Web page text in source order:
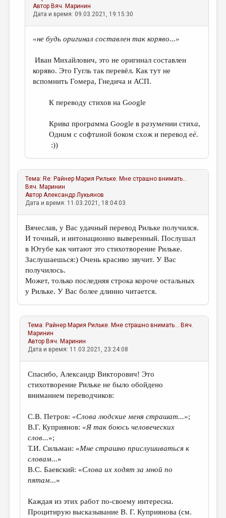
Автор Вяч. Маринин
Дата и время: 09.03.2021, 19:15:30
«не будь оригинал составлен так коряво...»
Иван Михайлович, это не оригинал составлен
коряво. Это Гугль так перевёл. Как тут не
вспомнить Гомера, Гнедича и АСП.
К переводу стихов на Google
Крива программа Google в разумении стиха,
Одним с софтиной боком схож и перевод её.
:))
Тема: Re: Райнер Мария Рильке. Мне страшно внимать...
Вяч. Маринин
АвторАлександр Лукьянов
Дата и время: 11.03.2021, 18:04:03
Вячеслав, у Вас удачный перевод Рильке получился.
И точный, и интонационно выверенный. Послушал
в Ютубе как читают это стихотворение Рильке.
Заслушаешься:) Очень красиво звучит. У Вас
получилось.
Может, только последняя строка короче остальных
у Рильке. У Вас более длинно читается.
Тема: Райнер Мария Рильке. Мне страшно внимать... Вяч.
Маринин
Автор Вяч. Маринин
Дата и время: 11.03.2021, 23:24:08
Спасибо, Александр Викторович! Это
стихотворение Рильке не было обойдено
вниманием переводчиков:
С.В. Петров: «Слова людские меня страшат...»;
В.Г. Куприянов: «Я так боюсь человеческих
слов...»;
Т.И. Сильман: «Мне страшно прислушиваться к
словам...»
В.С. Баевский: «Слова их ходят за мной по
пятам...»
Каждая из этих работ по-своему интересна.
Процитирую высказывание В. Г. Куприянова (см.